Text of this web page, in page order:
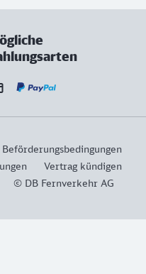
Beförderungsbedingungen
Vertrag kündigen
© DB Fernverkehr AG